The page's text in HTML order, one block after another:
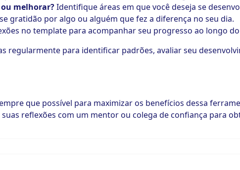
melhorar?Identifique áreas em que você deseja se
gratidão por algo ou alguém que fez a diferença no seu dia.
no template para acompanhar seu progresso ao longo
regularmente para identificar padrões, avaliar seu
que possível para maximizar os benefícios dessa
reflexões com um mentor ou colega de confiança para